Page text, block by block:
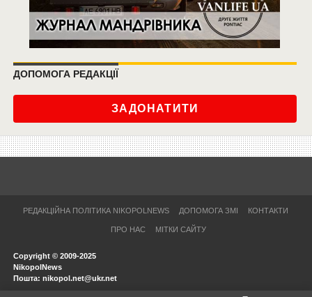
ДОПОМОГА РЕДАКЦІЇ
ЗАДОНАТИТИ
РЕДАКЦІЙНА ПОЛІТИКА NIKOPOLNEWS ДОПОМОГА ЗМІ КОНТАКТИ
ПРО НАС МІТКИ САЙТУ
Copyright © 2009-2025
NikopolNews
Пошта: nikopol.net@ukr.net